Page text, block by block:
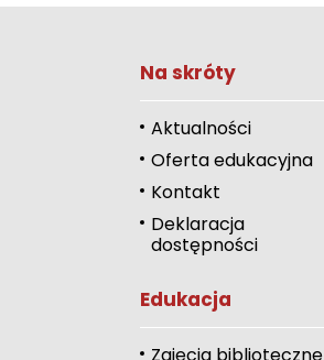
Na skróty
Aktualności
Oferta edukacyjna
Kontakt
Deklaracja
dostępności
Edukacja